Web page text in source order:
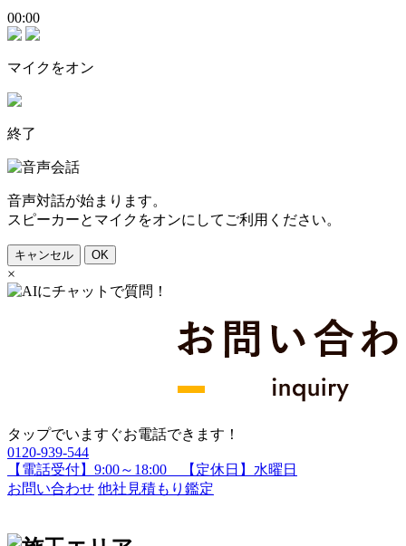
00:00
マイクをオン
終了
音声対話が始まります。
スピーカーとマイクをオンにしてご利用ください。
キャンセル OK
×
タップでいますぐお電話できます！
0120-939-544
【電話受付】9:00～18:00 【定休日】水曜日
お問い合わせ 他社見積もり鑑定